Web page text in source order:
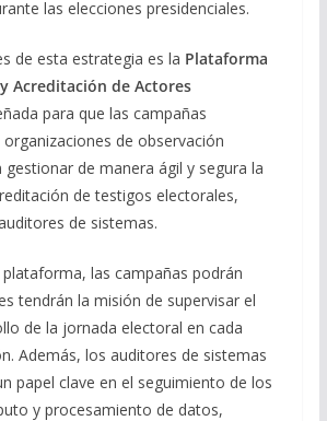
las elecciones presidenciales.
de esta estrategia es la Plataforma
Acreditación de Actores
para que las campañas
de observación
de manera ágil y segura la
de testigos electorales,
de sistemas.
las campañas podrán
tendrán la misión de supervisar el
de la jornada electoral en cada
Además, los auditores de sistemas
papel clave en el seguimiento de los
y procesamiento de datos,